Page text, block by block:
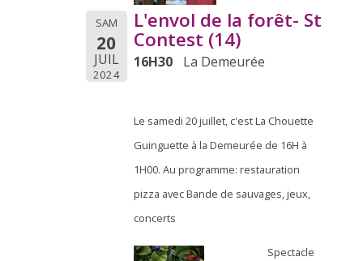
SAM
20
JUIL
2024
L'envol de la forêt- St
Contest (14)
16H30 La Demeurée
Le samedi 20 juillet, c'est La Chouette
Guinguette à la Demeurée de 16H à
1H00. Au programme: restauration
pizza avec Bande de sauvages, jeux,
concerts
Spectacle